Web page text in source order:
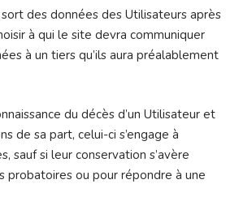
des données des Utilisateurs après
à qui le site devra communiquer
à un tiers qu’ils aura préalablement
du décès d’un Utilisateur et
de sa part, celui-ci s’engage à
sauf si leur conservation s’avère
probatoires ou pour répondre à une